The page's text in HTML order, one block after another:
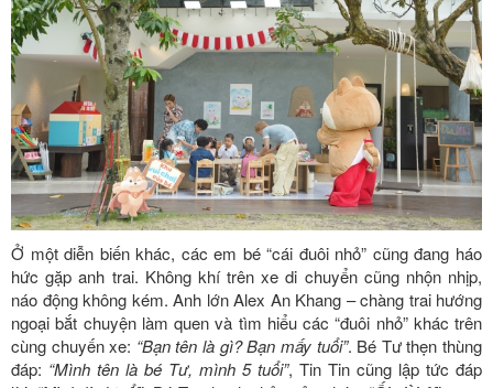
Ở một diễn biến khác, các em bé “cái đuôi nhỏ” cũng đang háo
hức gặp anh trai. Không khí trên xe di chuyển cũng nhộn nhịp,
náo động không kém. Anh lớn Alex An Khang – chàng trai hướng
ngoại bắt chuyện làm quen và tìm hiểu các “đuôi nhỏ” khác trên
cùng chuyến xe: “Bạn tên là gì? Bạn mấy tuổi”. Bé Tư thẹn thùng
đáp: “Mình tên là bé Tư, mình 5 tuổi”, Tin Tin cũng lập tức đáp